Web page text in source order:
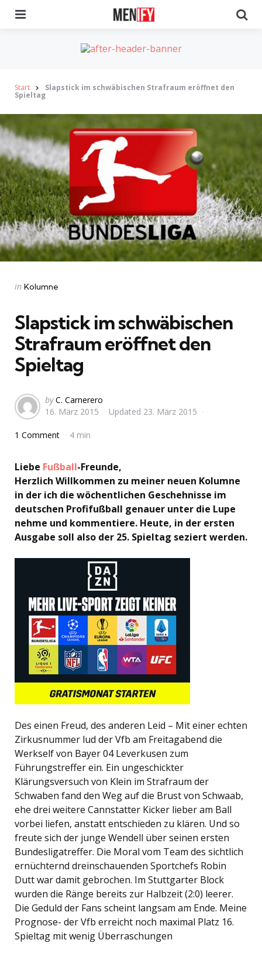
Start Slapstick im schwäbischen Strafraum eröffnet den
Spieltag
Categories
Posted
in Kolumne
Slapstick im schwäbischen
Strafraum eröffnet den
Spieltag
Posted
by
by C. Carnerero
16. März 2015
Updated 23. März 2015
1 Comment 4 min
Liebe Fußball-Freunde,
Herzlich Willkommen zu meiner neuen Kolumne
in der ich die wöchentlichen Geschehnisse im
deutschen Profifußball genauer unter die Lupe
nehme und kommentiere. Heute, in der ersten
Ausgabe soll also der 25. Spieltag seziert werden.
Des einen Freud, des anderen Leid – Mit einer echten
Zirkusnummer lud der Vfb am Freitagabend die
Werkself von Bayer 04 Leverkusen zum
Führungstreffer ein. Ein ungeschickter
Klärungsversuch von Klein im Strafraum der
Schwaben fand den Weg auf die Brust von Schwaab,
ehe drei weitere Cannstatter Kicker lieber am Ball
vorbei liefen, anstatt entschieden zu klären. Und so
freute sich der junge Wendell über seinen ersten
Bundesligatreffer. Die Moral vom Team des sichtlich
ernüchternd dreinschauenden Sportchefs Robin
Dutt war damit gebrochen. Im Stuttgarter Block
wurden die Ränge bereits zur Halbzeit (2:0) leerer.
Die Geduld der Fans scheint langsam am Ende. Meine
Prognose- der Vfb erreicht noch maximal Platz 16.
Spieltag mit wenig Überraschungen